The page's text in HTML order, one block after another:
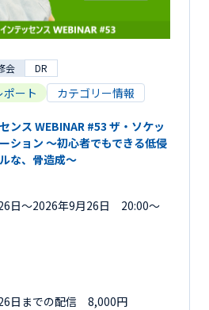
会 DR
ポート カテゴリー情報
ンス WEBINAR #53 ザ・ソケッ
ション 〜初心者でもできる低侵
な、骨造成〜
日〜2026年9月26日 20:00～
日までの配信 8,000円